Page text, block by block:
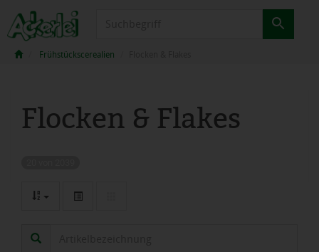
Frühstückscerealien
Flocken & Flakes